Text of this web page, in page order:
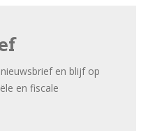
en blijf op
en fiscale